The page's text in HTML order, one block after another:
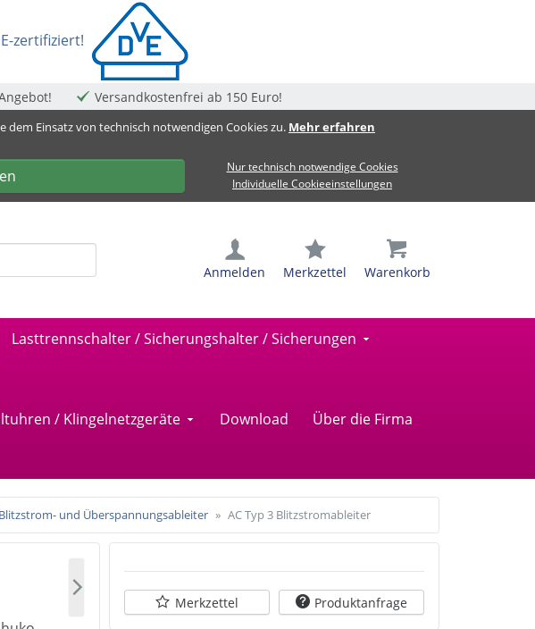
zertifiziert!
Versandkostenfrei ab 150 Euro!
dem Einsatz von technisch notwendigen Cookies zu. Mehr erfahren
Nur technisch notwendige Cookies
Individuelle Cookieeinstellungen
Anmelden Merkzettel Warenkorb
Lasttrennschalter / Sicherungshalter / Sicherungen
/ Klingelnetzgeräte Download Über die Firma
und Überspannungsableiter AC Typ 3 Blitzstromableiter
Merkzettel Produktanfrage